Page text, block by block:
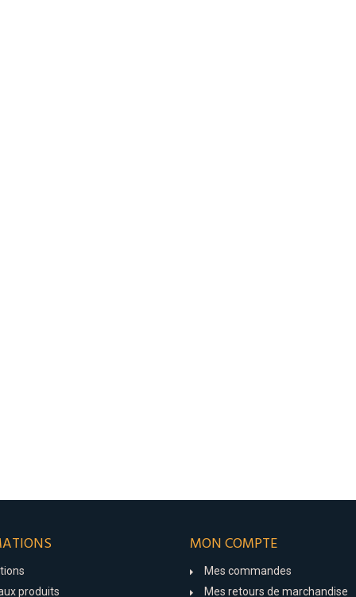
produits
MON COMPTE
Mes commandes
Mes retours de marchandise